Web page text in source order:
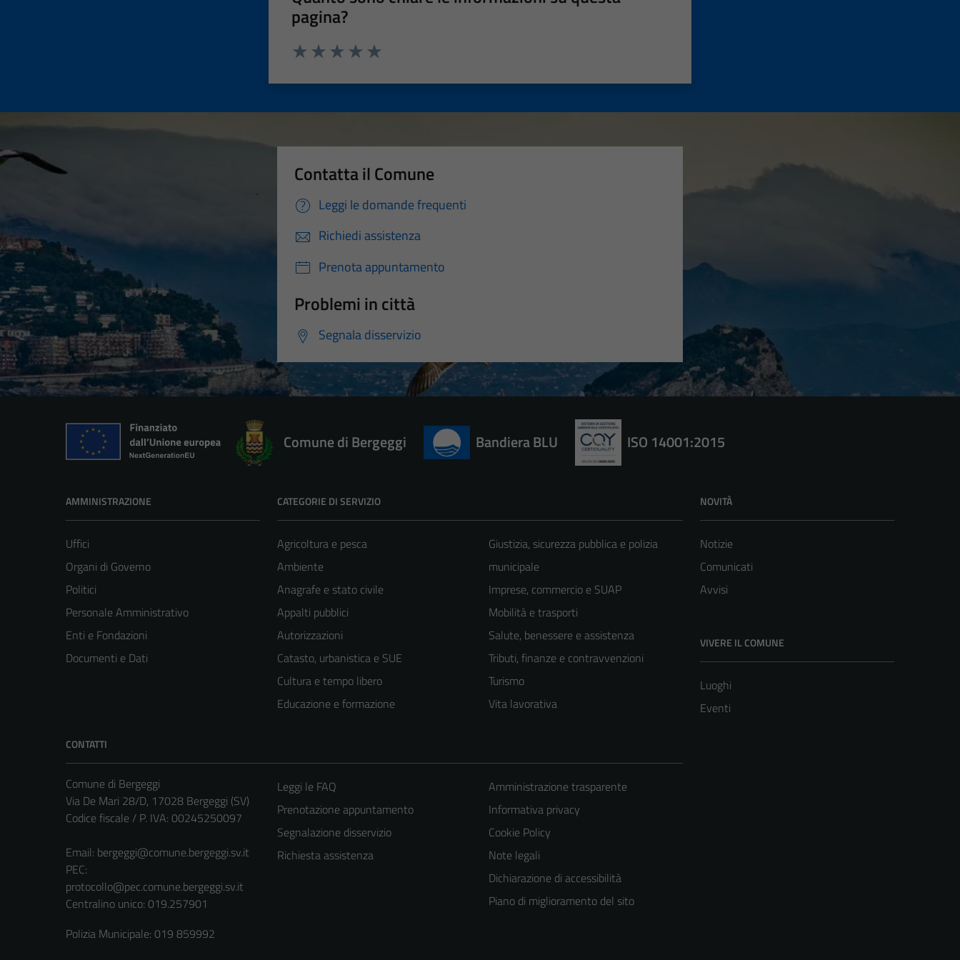
pagina?
Contatta il Comune
Leggi le domande frequenti
Richiedi assistenza
Prenota appuntamento
Problemi in città
Segnala disservizio
Comune di Bergeggi Bandiera BLU ISO 14001:2015
AMMINISTRAZIONE
Uffici
Organi di Governo
Politici
Personale Amministrativo
Enti e Fondazioni
Documenti e Dati
CATEGORIE DI SERVIZIO
Agricoltura e pesca
Ambiente
Anagrafe e stato civile
Appalti pubblici
Autorizzazioni
Catasto, urbanistica e SUE
Cultura e tempo libero
Educazione e formazione
Giustizia, sicurezza pubblica e polizia
municipale
Imprese, commercio e SUAP
Mobilità e trasporti
Salute, benessere e assistenza
Tributi, finanze e contravvenzioni
Turismo
Vita lavorativa
NOVITÀ
Notizie
Comunicati
Avvisi
VIVERE IL COMUNE
Luoghi
Eventi
CONTATTI
Comune di Bergeggi
Via De Mari 28/D, 17028 Bergeggi (SV)
Codice fiscale / P. IVA: 00245250097
Email: bergeggi@comune.bergeggi.sv.it
PEC:
protocollo@pec.comune.bergeggi.sv.it
Centralino unico: 019.257901
Polizia Municipale: 019 859992
Leggi le FAQ
Prenotazione appuntamento
Segnalazione disservizio
Richiesta assistenza
Amministrazione trasparente
Informativa privacy
Cookie Policy
Note legali
Dichiarazione di accessibilità
Piano di miglioramento del sito